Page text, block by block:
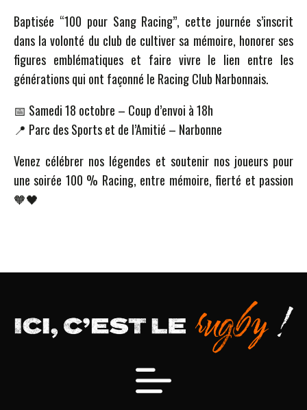
Baptisée “100 pour Sang Racing”, cette journée s’inscrit
dans la volonté du club de cultiver sa mémoire, honorer ses
figures emblématiques et faire vivre le lien entre les
générations qui ont façonné le Racing Club Narbonnais.
📅 Samedi 18 octobre – Coup d’envoi à 18h
📍 Parc des Sports et de l’Amitié – Narbonne
Venez célébrer nos légendes et soutenir nos joueurs pour
une soirée 100 % Racing, entre mémoire, fierté et passion
🧡🖤